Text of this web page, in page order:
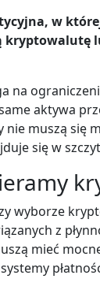
w
kryptowalutę
na
aktywa
muszą się
się w
wyborze
z
mieć